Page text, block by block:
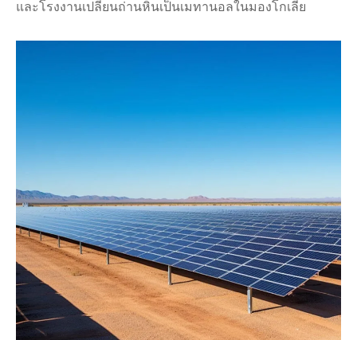
และโรงงานเปลี่ยนถ่านหินเป็นเมทานอลในมองโกเลีย